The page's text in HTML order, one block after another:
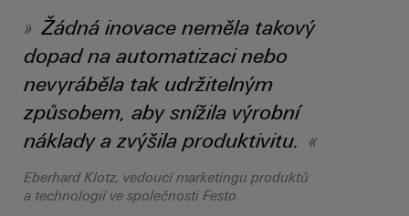
výzev
týkajících
se
stavby
rozvaděčů
Přenos
a distribuce
a
bezpečnost
řešení
Decentralizovaná
automatizace
Řešení
řízení
energie
zesilovače
a
měřicí
převodníky
Napájecí
zdroje
Krytky
Technické
údaje
Technický
produktový
katalog
Opravy
a náhradní
síť
pro
průmyslový
internet
věcí
a
automatizaci
Žádná inovace neměla takový
dopad na automatizaci nebo
nevyráběla tak udržitelným
způsobem, aby snížila výrobní
náklady a zvýšila produktivitu.
Eberhard Klotz, vedoucí marketingu produktů
a technologií ve společnosti Festo